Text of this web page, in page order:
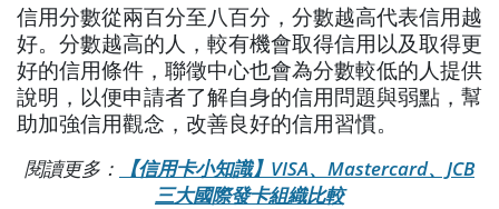
信用分數從兩百分至八百分，分數越高代表信用越
好。分數越高的人，較有機會取得信用以及取得更
好的信用條件，聯徵中心也會為分數較低的人提供
說明，以便申請者了解自身的信用問題與弱點，幫
助加強信用觀念，改善良好的信用習慣。
閱讀更多：
【信用卡小知識】VISA、Mastercard、JCB
三大國際發卡組織比較